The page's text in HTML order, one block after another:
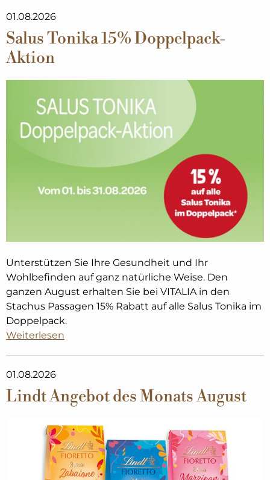
01.08.2026
Salus Tonika 15% Doppelpack-
Aktion
Unterstützen Sie Ihre Gesundheit und Ihr
Wohlbefinden auf ganz natürliche Weise. Den
ganzen August erhalten Sie bei VITALIA in den
Stachus Passagen 15% Rabatt auf alle Salus Tonika im
Doppelpack.
Weiterlesen
01.08.2026
Lindt Angebot des Monats August